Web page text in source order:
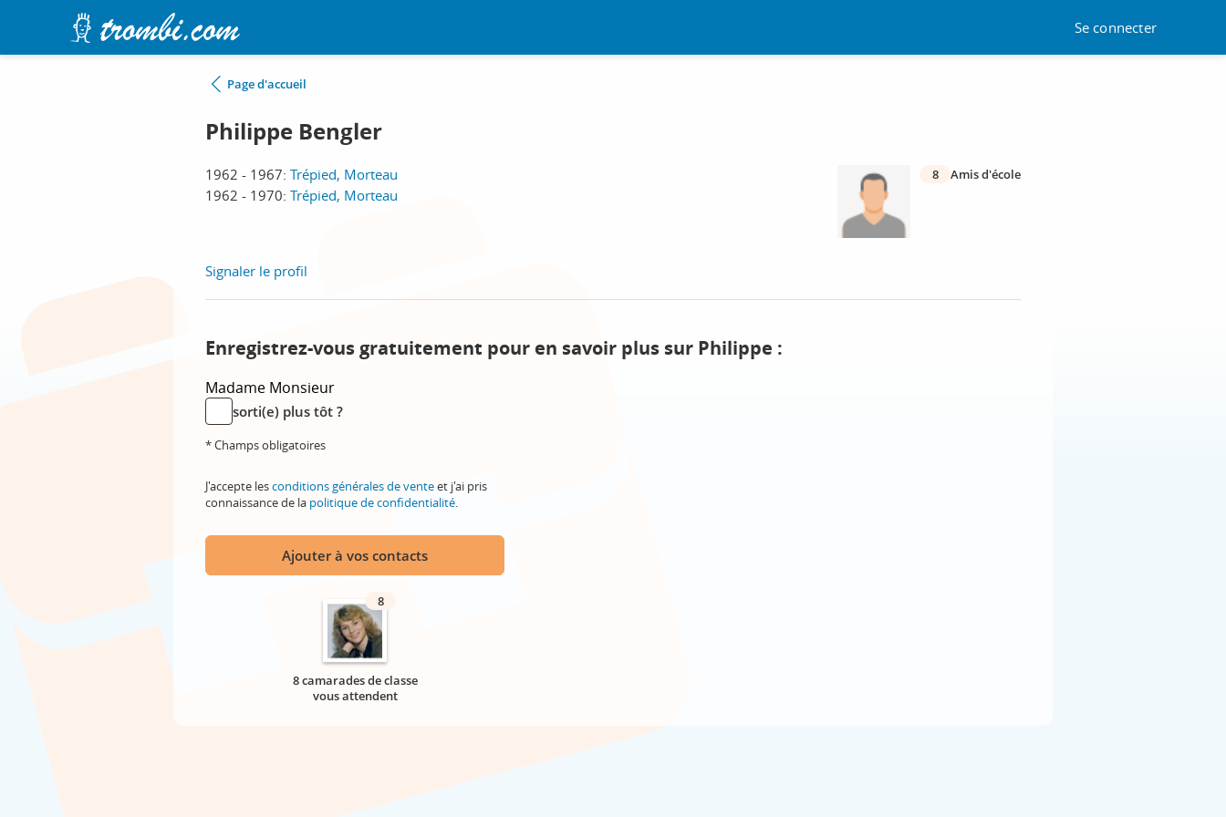
Se connecter
Page d'accueil
Philippe Bengler
1962 - 1967: Trépied, Morteau
1962 - 1970: Trépied, Morteau
8 Amis d'école
Signaler le profil
Enregistrez-vous gratuitement pour en savoir plus sur Philippe :
Madame Monsieur
sorti(e) plus tôt ?
* Champs obligatoires
J'accepte lesconditions générales de venteet j'ai pris
connaissance de la politique de confidentialité.
Ajouter à vos contacts
8
8 camarades de classe
vous attendent